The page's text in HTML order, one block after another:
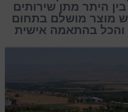
היתר מתן שירותים
מוצר מושלם בתחום